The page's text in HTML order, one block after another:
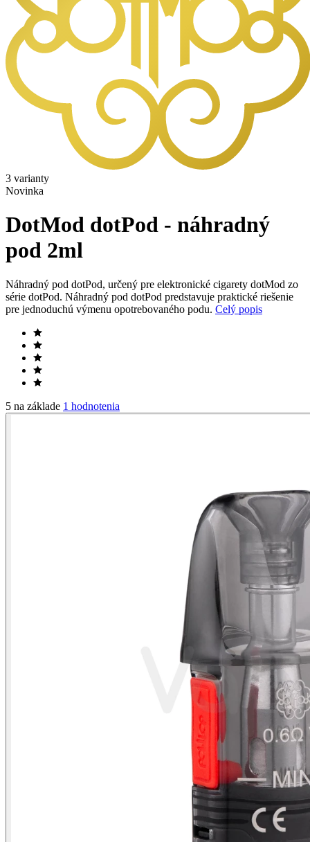
3 varianty
Novinka
DotMod dotPod - náhradný
pod 2ml
Náhradný pod dotPod, určený pre elektronické cigarety dotMod zo
série dotPod. Náhradný pod dotPod predstavuje praktické riešenie
pre jednoduchú výmenu opotrebovaného podu. Celý popis
5 na základe 1 hodnotenia